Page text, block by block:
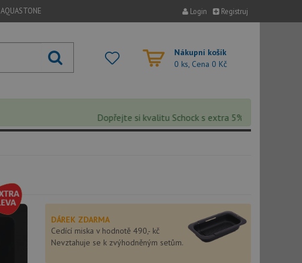
AQUASTONE Login Registruj
Nákupní košík
0 ks, Cena 0 Kč
Dopřejte si kvalitu Schock s extra 5% slevou – sleva se
DÁREK ZDARMA
Cedící miska v hodnotě 490,- kč
Nevztahuje se k zvýhodněným setům.